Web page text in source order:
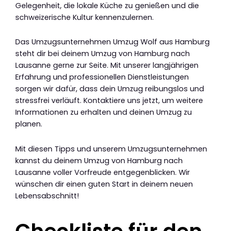
Gelegenheit, die lokale Küche zu genießen und die
schweizerische Kultur kennenzulernen.
Das Umzugsunternehmen Umzug Wolf aus Hamburg
steht dir bei deinem Umzug von Hamburg nach
Lausanne gerne zur Seite. Mit unserer langjährigen
Erfahrung und professionellen Dienstleistungen
sorgen wir dafür, dass dein Umzug reibungslos und
stressfrei verläuft. Kontaktiere uns jetzt, um weitere
Informationen zu erhalten und deinen Umzug zu
planen.
Mit diesen Tipps und unserem Umzugsunternehmen
kannst du deinem Umzug von Hamburg nach
Lausanne voller Vorfreude entgegenblicken. Wir
wünschen dir einen guten Start in deinem neuen
Lebensabschnitt!